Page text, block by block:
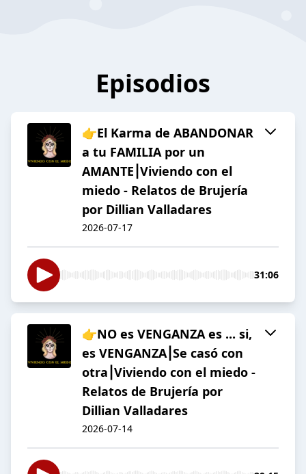
Episodios
👉El Karma de ABANDONAR
a tu FAMILIA por un
AMANTE⎮Viviendo con el
miedo - Relatos de Brujería
por Dillian Valladares
2026-07-17
31:06
👉NO es VENGANZA es ... si,
es VENGANZA⎮Se casó con
otra⎮Viviendo con el miedo -
Relatos de Brujería por
Dillian Valladares
2026-07-14